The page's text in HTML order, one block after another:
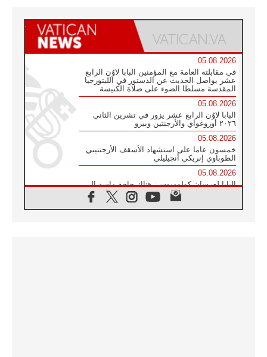
05.08.2026
في مقابلته العامة مع المؤمنين البابا لاوُن الرابع
عشر يواصل الحديث عن الدستور في الليتورجيا
المقدسة مسلطا الضوء على صلاة الكنيسة
05.08.2026
البابا لاوُن الرابع عشر يزور في تشرين الثاني
٢٠٢٦ أوروغواي والأرجنتين وبيرو
05.08.2026
خمسون عاما على استشهاد الأسقف الأرجنتيني
الطوباوي إنريكي أنجيليلي
05.08.2026
البابا لفرسان كولومبوس: هناك حاجة ماسة إلى
أنبياء تناغم يسعون إلى بناء الجسور
04.08.2026